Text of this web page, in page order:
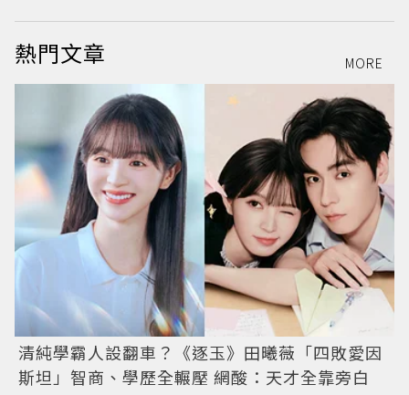
熱門文章 MORE
清純學霸人設翻車？《逐玉》田曦薇「四敗愛因
斯坦」智商、學歷全輾壓 網酸：天才全靠旁白